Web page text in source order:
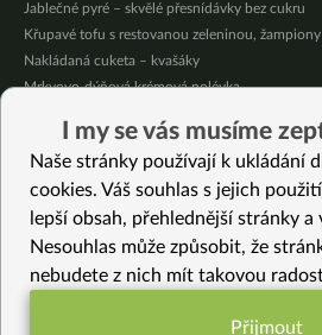
Jablečné pyré – skvělé přesnídávky bez cukru
Křupavé tofu s restovanou zeleninou,
Nakládaná cuketa – kvašáky
Mrkvovo-dýňová krémová polévka
Osvěžující čaj s citronovými bylinkami
Nepečený jablečný dort s rybízem
Vybrané recepty
Kořeněná červená řepa s čočkou a kuskusem
Mangoldové galetky
I my se vás musíme
Naše stránky používají k ukládání
cookies. Váš souhlas s jejich
lepší obsah, přehlednější stránky
Nesouhlas může způsobit, že
nebudete z nich mít takovou
Přijmout